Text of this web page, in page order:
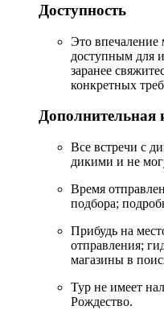
Доступность
Это
доступным для
заранее
конкретных
Дополнительная
Все встречи с
дикими и не
Время
подбора;
Прибудь на
отправления;
магазины в
Тур не имеет
Рождество.